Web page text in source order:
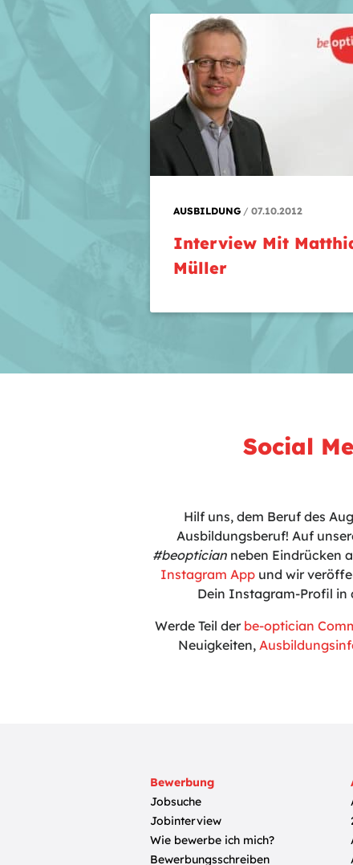
AUSBILDUNG 07.10.2012
Interview Mit
Müller
Social
Hilf uns, dem Beruf des
Ausbildungsberuf! Auf
#beoptician neben Eindrücken
Instagram App und wir
Dein Instagram-Profil in
Werde Teil der be-optician
Neuigkeiten,
Bewerbung
Jobsuche
Jobinterview
Wie bewerbe ich mich?
Bewerbungsschreiben